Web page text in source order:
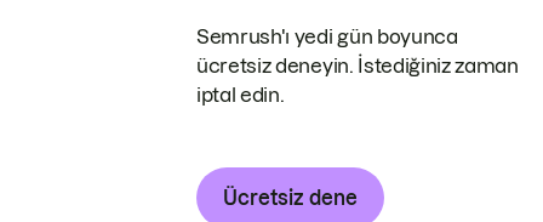
Semrush'ı yedi gün boyunca
ücretsiz deneyin. İstediğiniz zaman
iptal edin.
Ücretsiz dene